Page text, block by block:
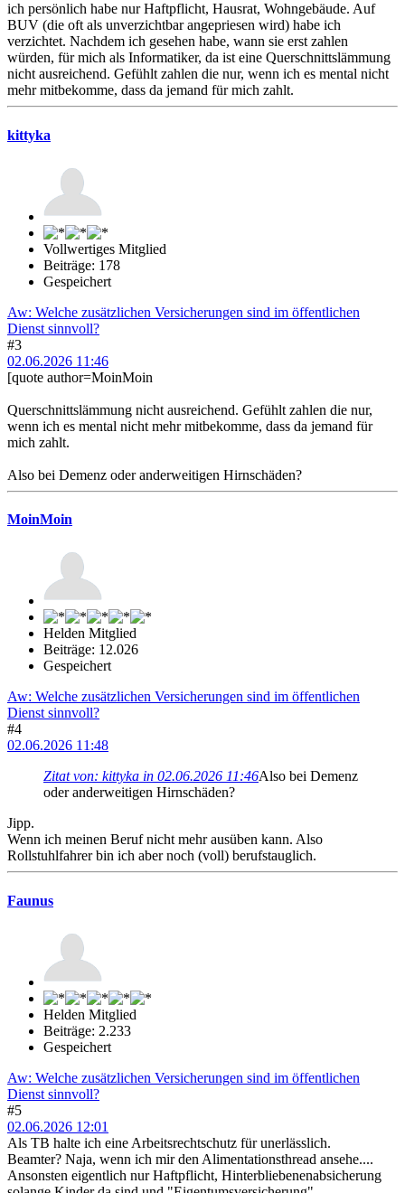
ich persönlich habe nur Haftpflicht, Hausrat, Wohngebäude. Auf
BUV (die oft als unverzichtbar angepriesen wird) habe ich
verzichtet. Nachdem ich gesehen habe, wann sie erst zahlen
würden, für mich als Informatiker, da ist eine Querschnittslämmung
nicht ausreichend. Gefühlt zahlen die nur, wenn ich es mental nicht
mehr mitbekomme, dass da jemand für mich zahlt.
kittyka
Vollwertiges Mitglied
Beiträge: 178
Gespeichert
Aw: Welche zusätzlichen Versicherungen sind im öffentlichen
Dienst sinnvoll?
#3
02.06.2026 11:46
[quote author=MoinMoin
Querschnittslämmung nicht ausreichend. Gefühlt zahlen die nur,
wenn ich es mental nicht mehr mitbekomme, dass da jemand für
mich zahlt.
Also bei Demenz oder anderweitigen Hirnschäden?
MoinMoin
Helden Mitglied
Beiträge: 12.026
Gespeichert
Aw: Welche zusätzlichen Versicherungen sind im öffentlichen
Dienst sinnvoll?
#4
02.06.2026 11:48
Zitat von: kittyka in 02.06.2026 11:46Also bei Demenz
oder anderweitigen Hirnschäden?
Jipp.
Wenn ich meinen Beruf nicht mehr ausüben kann. Also
Rollstuhlfahrer bin ich aber noch (voll) berufstauglich.
Faunus
Helden Mitglied
Beiträge: 2.233
Gespeichert
Aw: Welche zusätzlichen Versicherungen sind im öffentlichen
Dienst sinnvoll?
#5
02.06.2026 12:01
Als TB halte ich eine Arbeitsrechtschutz für unerlässlich.
Beamter? Naja, wenn ich mir den Alimentationsthread ansehe....
Ansonsten eigentlich nur Haftpflicht, Hinterbliebenenabsicherung